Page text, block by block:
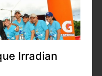
Irradian